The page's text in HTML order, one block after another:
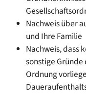
Nachweis über
und Ihre Familie
Nachweis, dass
sonstige
Ordnung